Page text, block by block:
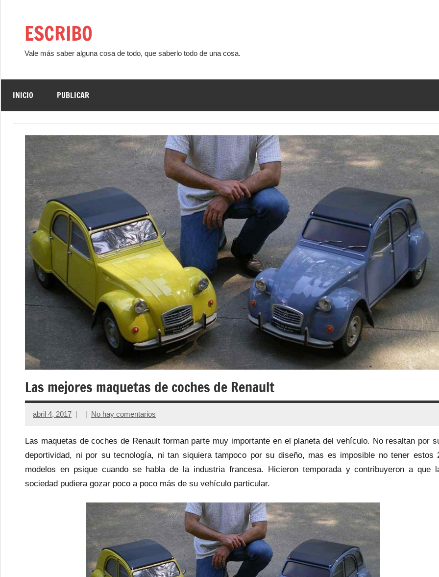
contenidoESCRIBO
Vale más saber alguna cosa de todo, que saberlo todo de una cosa.
INICIO PUBLICAR
Las mejores maquetas de coches de Renault
abril 4, 2017 No hay comentarios
Las maquetas de coches de Renault forman parte muy importante en el planeta del vehículo. No resaltan por
deportividad, ni por su tecnología, ni tan siquiera tampoco por su diseño, mas es imposible no tener estos
modelos en psique cuando se habla de la industria francesa. Hicieron temporada y contribuyeron a que
sociedad pudiera gozar poco a poco más de su vehículo particular.